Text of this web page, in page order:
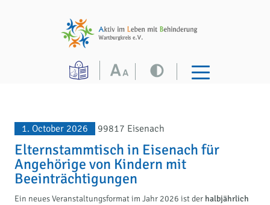
1. October 2026 99817 Eisenach
Elternstammtisch in Eisenach für
Angehörige von Kindern mit
Beeinträchtigungen
Ein neues Veranstaltungsformat im Jahr 2026 ist der halbjährlich